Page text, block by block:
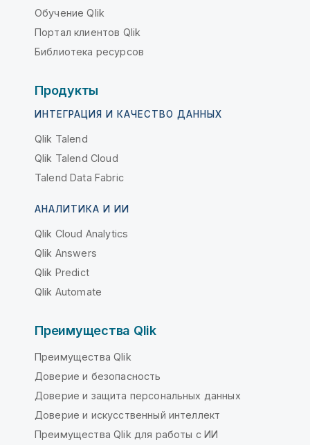
Обучение Qlik
Портал клиентов Qlik
Библиотека ресурсов
Продукты
ИНТЕГРАЦИЯ И КАЧЕСТВО ДАННЫХ
Qlik Talend
Qlik Talend Cloud
Talend Data Fabric
АНАЛИТИКА И ИИ
Qlik Cloud Analytics
Qlik Answers
Qlik Predict
Qlik Automate
Преимущества Qlik
Преимущества Qlik
Доверие и безопасность
Доверие и защита персональных данных
Доверие и искусственный интеллект
Преимущества Qlik для работы с ИИ